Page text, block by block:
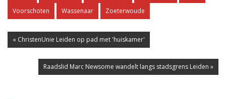
Voorschoten
Wassenaar Zoeterwoude
« ChristenUnie Leiden op pad met 'huiskamer'
Raadslid Marc Newsome wandelt langs stadsgrens Leiden »